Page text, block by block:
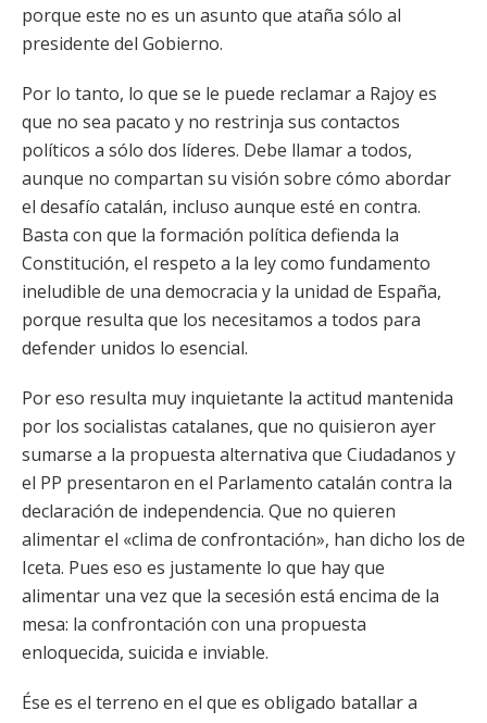
porque este no es un asunto que ataña sólo al
presidente del Gobierno.
Por lo tanto, lo que se le puede reclamar a Rajoy es
que no sea pacato y no restrinja sus contactos
políticos a sólo dos líderes. Debe llamar a todos,
aunque no compartan su visión sobre cómo abordar
el desafío catalán, incluso aunque esté en contra.
Basta con que la formación política defienda la
Constitución, el respeto a la ley como fundamento
ineludible de una democracia y la unidad de España,
porque resulta que los necesitamos a todos para
defender unidos lo esencial.
Por eso resulta muy inquietante la actitud mantenida
por los socialistas catalanes, que no quisieron ayer
sumarse a la propuesta alternativa que Ciudadanos y
el PP presentaron en el Parlamento catalán contra la
declaración de independencia. Que no quieren
alimentar el «clima de confrontación», han dicho los de
Iceta. Pues eso es justamente lo que hay que
alimentar una vez que la secesión está encima de la
mesa: la confrontación con una propuesta
enloquecida, suicida e inviable.
Ése es el terreno en el que es obligado batallar a